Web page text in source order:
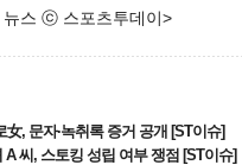
뉴스 ⓒ 스포츠투데이>
, 문자·녹취록 증거 공개 [ST이슈]
씨, 스토킹 성립 여부 쟁점 [ST이슈]